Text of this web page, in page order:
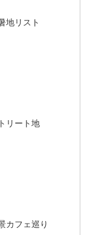
地リスト
リート地
カフェ巡り